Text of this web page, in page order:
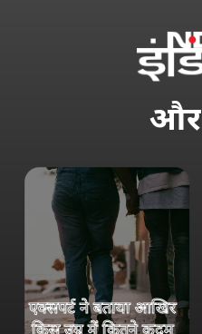
और
एक्सपर्ट ने बताया आखिर
किस उम्र में कितने कदम